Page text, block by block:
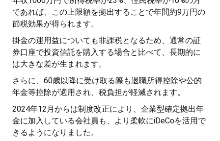
であれば、この上限額を拠出することで年間約9万円の
節税効果が得られます。
掛金の運用益についても非課税となるため、通常の証
券口座で投資信託を購入する場合と比べて、長期的に
は大きな差が生まれます。
さらに、60歳以降に受け取る際も退職所得控除や公的
年金等控除が適用され、税負担が軽減されます。
2024年12月からは制度改正により、企業型確定拠出年
金に加入している会社員も、より柔軟にiDeCoを活用で
きるようになりました。